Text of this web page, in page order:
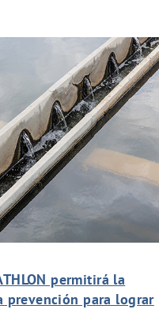
permitirá la
prevención para lograr